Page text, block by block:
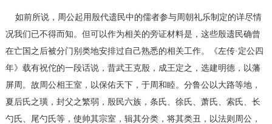
如前所说，周公起用殷代遗民中的儒者参与周朝礼乐制定的详尽情
况我们已不得而知。但可以作为相关的旁证材料是，这些殷遗民确曾
在亡国之后被分门别类地安排过自己熟悉的相关工作。《左传·定公四
年》载有祝佗的一段话说，昔武王克殷，成王定之，选建明德，以藩
屏周。故周公相王室，以保佑天下，于周和睦。分鲁公以大路等地，
夏后氏之璜，封父之繁弱，殷民六族，条氏、徐氏、萧氏、索氏、长
勺氏、尾勺氏等，使帅其宗室，辑其分类，将其类丑，以法则周公，